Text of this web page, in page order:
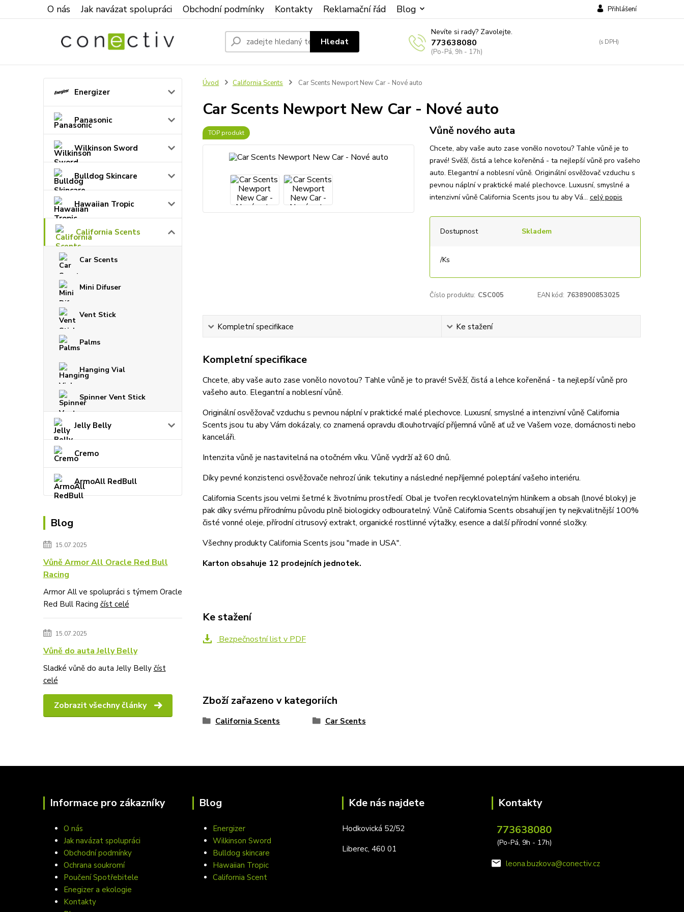
O nás Jak navázat spolupráci Obchodní podmínky Kontakty Reklamační řád Blog Přihlášení
Hledat
Nevíte si rady? Zavolejte.
773638080
(Po-Pá, 9h - 17h)
Energizer
Panasonic
Wilkinson Sword
Bulldog Skincare
Hawaiian Tropic
California Scents
Car Scents
Mini Difuser
Vent Stick
Palms
Hanging Vial
Spinner Vent Stick
Jelly Belly
Cremo
ArmoAll RedBull
Blog
15.07.2025
Vůně Armor All Oracle Red Bull
Racing
Armor All ve spolupráci s týmem Oracle
Red Bull Racing číst celé
15.07.2025
Vůně do auta Jelly Belly
Sladké vůně do auta Jelly Belly číst
celé
Zobrazit všechny články
Úvod California Scents Car Scents Newport New Car - Nové auto
Car Scents Newport New Car - Nové auto
TOP produkt Vůně nového auta
Chcete, aby vaše auto zase vonělo novotou? Tahle vůně je to
pravé! Svěží, čistá a lehce kořeněná - ta nejlepší vůně pro vašeho
auto. Elegantní a noblesní vůně. Originální osvěžovač vzduchu s
pevnou náplní v praktické malé plechovce. Luxusní, smyslné a
intenzivní vůně California Scents jsou tu aby Vá... celý popis
Dostupnost Skladem
/Ks
Číslo produktu: CSC005 EAN kód: 7638900853025
Kompletní specifikace Ke stažení
Kompletní specifikace
Chcete, aby vaše auto zase vonělo novotou? Tahle vůně je to pravé! Svěží, čistá a lehce kořeněná - ta nejlepší vůně pro
vašeho auto. Elegantní a noblesní vůně.
Originální osvěžovač vzduchu s pevnou náplní v praktické malé plechovce. Luxusní, smyslné a intenzivní vůně California
Scents jsou tu aby Vám dokázaly, co znamená opravdu dlouhotrvající příjemná vůně ať už ve Vašem voze, domácnosti nebo
kanceláři.
Intenzita vůně je nastavitelná na otočném víku. Vůně vydrží až 60 dnů.
Díky pevné konzistenci osvěžovače nehrozí únik tekutiny a následné nepříjemné poleptání vašeho interiéru.
California Scents jsou velmi šetrné k životnímu prostředí. Obal je tvořen recyklovatelným hliníkem a obsah (lnové bloky) je
pak díky svému přírodnímu původu plně biologicky odbouratelný. Vůně California Scents obsahují jen ty nejkvalitnější 100%
čisté vonné oleje, přírodní citrusový extrakt, organické rostlinné výtažky, esence a další přírodní vonné složky.
Všechny produkty California Scents jsou "made in USA".
Karton obsahuje 12 prodejních jednotek.
Ke stažení
Bezpečnostní list v PDF
Zboží zařazeno v kategoriích
California Scents Car Scents
Informace pro zákazníky
O nás
Jak navázat spolupráci
Obchodní podmínky
Ochrana soukromí
Poučení Spotřebitele
Enegizer a ekologie
Kontakty
Blog
Energizer
Wilkinson Sword
Bulldog skincare
Hawaiian Tropic
California Scent
Kde nás najdete
Hodkovická 52/52
Liberec, 460 01
Kontakty
773638080
(Po-Pá, 9h - 17h)
leona.buzkova@conectiv.cz